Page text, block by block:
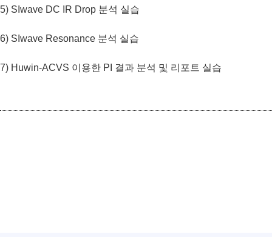
5) SIwave DC IR Drop 분석 실습
6) SIwave Resonance 분석 실습
7) Huwin-ACVS 이용한 PI 결과 분석 및 리포트 실습